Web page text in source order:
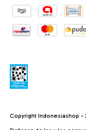
Copyright Indonesiashop -